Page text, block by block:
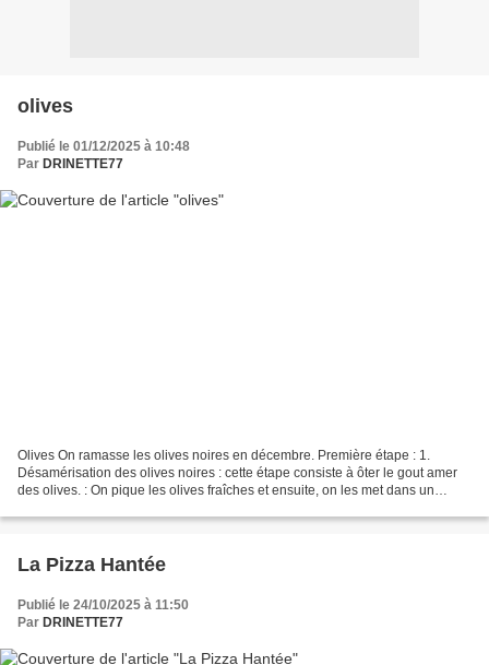
olives
Publié le 01/12/2025 à 10:48
Par DRINETTE77
Olives On ramasse les olives noires en décembre. Première étape : 1.
Désamérisation des olives noires : cette étape consiste à ôter le gout amer
des olives. : On pique les olives fraîches et ensuite, on les met dans un
La Pizza Hantée
Publié le 24/10/2025 à 11:50
Par DRINETTE77